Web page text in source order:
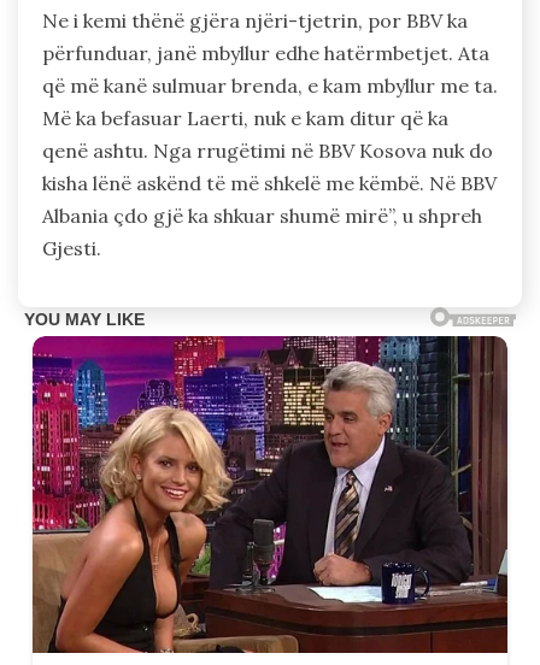
Ne i kemi thënë gjëra njëri-tjetrin, por BBV ka
përfunduar, janë mbyllur edhe hatërmbetjet. Ata
që më kanë sulmuar brenda, e kam mbyllur me ta.
Më ka befasuar Laerti, nuk e kam ditur që ka
qenë ashtu. Nga rrugëtimi në BBV Kosova nuk do
kisha lënë askënd të më shkelë me këmbë. Në BBV
Albania çdo gjë ka shkuar shumë mirë”, u shpreh
Gjesti.